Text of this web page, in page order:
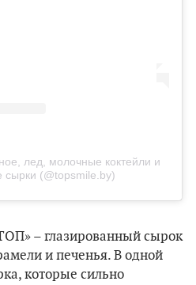
лед, молочные коктейли и
сырки (@topsmile.by)
– глазированный сырок
и печенья. В одной
которые сильно